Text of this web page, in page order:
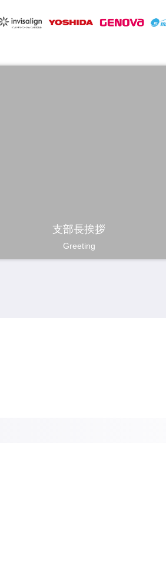
支部長挨拶
Greeting